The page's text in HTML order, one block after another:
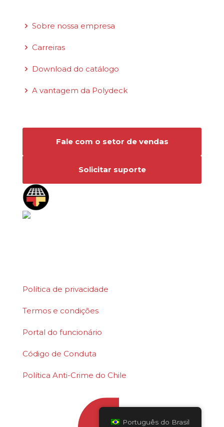
Sobre nossa empresa
Carreiras
Download do catálogo
A vantagem da Polydeck
Fale com o setor de vendas
Solicitar suporte
Política de privacidade
Termos e condições
Portal do funcionário
Código de Conduta
Política Anti-Crime do Chile
Português do Brasil